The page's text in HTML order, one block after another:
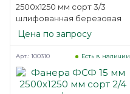
2500х1250 мм сорт 3/3
шлифованная березовая
Цена по запросу
Есть в наличии
Арт.: 100310